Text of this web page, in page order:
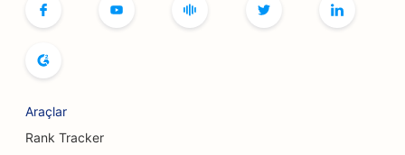
Kitapçılar için SEO
Meme Büyütme Hizmetleri için SEO
Araçlar
Rank Tracker